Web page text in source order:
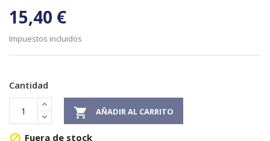
15,40 €
Impuestos incluidos
Cantidad
 AÑADIR AL CARRITO
 Fuera de stock